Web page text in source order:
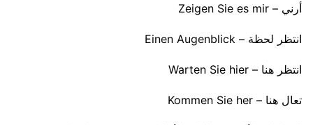
أرني – Zeigen Sie es mir
انتظر لحظة – Einen Augenblick
انتظر هنا – Warten Sie hier
تعال هنا – Kommen Sie her